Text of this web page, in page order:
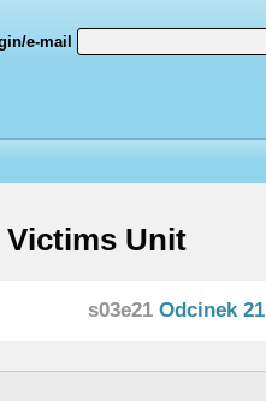
e-mail
Victims Unit
s03e21Odcinek 21